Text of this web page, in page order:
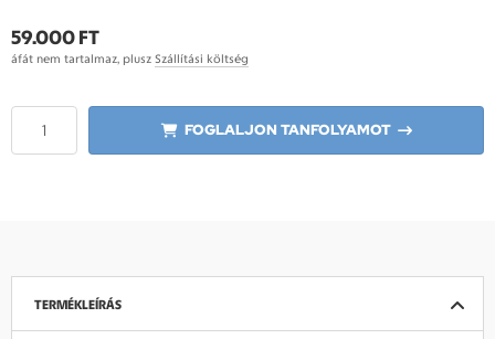
59.000 FT
áfát nem tartalmaz, plusz Szállítási költség
FOGLALJON TANFOLYAMOT
TERMÉKLEÍRÁS